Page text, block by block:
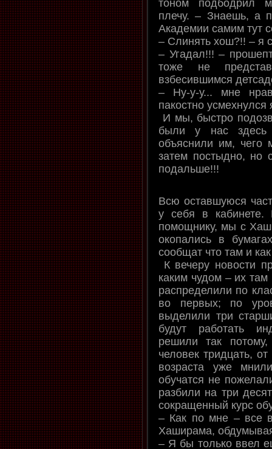
тоном подбодрил
плечу. – Знаешь, а
Академии самим тут
– Слинять хош?!! – я
– Угадал!!! –
тоже не
взбесившимся
– Ну-у-у... мне
пакостно усмехнулся
И мы, быстро
были у нас здесь
объяснили им,
затем постыдно, но
подальше!!!
Всю оставшуюся
у себя в кабинете.
помощнику, мы с
окопались в
сообщат что там и
К вечеру новости
каким чудом – их
распределили по
во первых; по
выделили три
будут работать
решили так
человек тридцать,
возраста уже
обучатся не
разбили на три
сокращенный курс
– Как по мне – все
Хаширама,
– Я бы только ввел